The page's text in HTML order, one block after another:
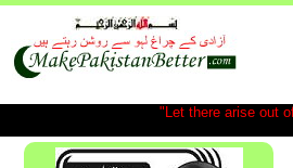
"Let there arise out